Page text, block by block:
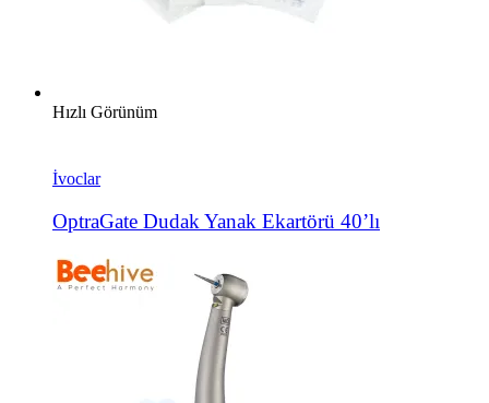
Hızlı Görünüm
İvoclar
OptraGate Dudak Yanak Ekartörü 40’lı